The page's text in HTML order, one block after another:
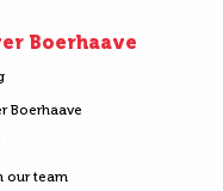
Boerhaave
Boerhaave
our team